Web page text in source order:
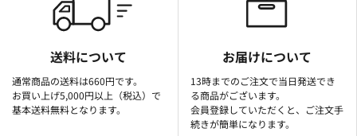
送料について
通常商品の送料は660円です。
お買い上げ5,000円以上（税込）で
基本送料無料となります。
お届けについて
13時までのご注文で当日発送でき
る商品がございます。
会員登録していただくと、ご注文手
続きが簡単になります。